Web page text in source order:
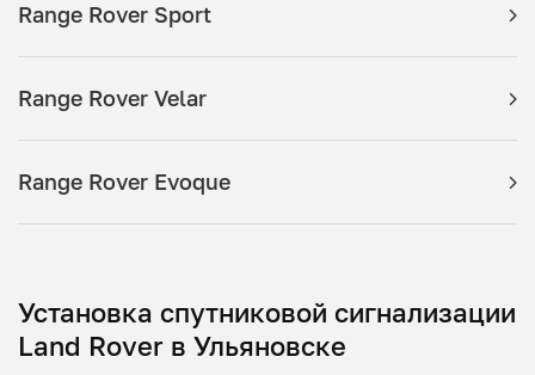
Range Rover Sport
Range Rover Velar
Range Rover Evoque
Установка спутниковой сигнализации
Land Rover в Ульяновске